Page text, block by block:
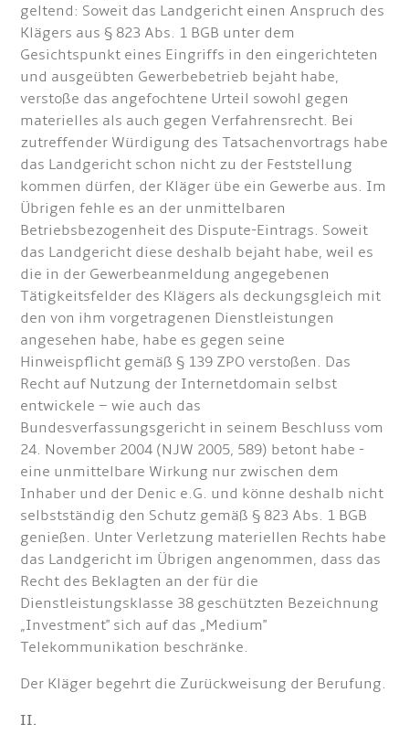
geltend: Soweit das Landgericht einen Anspruch des
Klägers aus § 823 Abs. 1 BGB unter dem
Gesichtspunkt eines Eingriffs in den eingerichteten
und ausgeübten Gewerbebetrieb bejaht habe,
verstoße das angefochtene Urteil sowohl gegen
materielles als auch gegen Verfahrensrecht. Bei
zutreffender Würdigung des Tatsachenvortrags habe
das Landgericht schon nicht zu der Feststellung
kommen dürfen, der Kläger übe ein Gewerbe aus. Im
Übrigen fehle es an der unmittelbaren
Betriebsbezogenheit des Dispute-Eintrags. Soweit
das Landgericht diese deshalb bejaht habe, weil es
die in der Gewerbeanmeldung angegebenen
Tätigkeitsfelder des Klägers als deckungsgleich mit
den von ihm vorgetragenen Dienstleistungen
angesehen habe, habe es gegen seine
Hinweispflicht gemäß § 139 ZPO verstoßen. Das
Recht auf Nutzung der Internetdomain selbst
entwickele – wie auch das
Bundesverfassungsgericht in seinem Beschluss vom
24. November 2004 (NJW 2005, 589) betont habe -
eine unmittelbare Wirkung nur zwischen dem
Inhaber und der Denic e.G. und könne deshalb nicht
selbstständig den Schutz gemäß § 823 Abs. 1 BGB
genießen. Unter Verletzung materiellen Rechts habe
das Landgericht im Übrigen angenommen, dass das
Recht des Beklagten an der für die
Dienstleistungsklasse 38 geschützten Bezeichnung
„Investment" sich auf das „Medium"
Telekommunikation beschränke.
Der Kläger begehrt die Zurückweisung der Berufung.
II.